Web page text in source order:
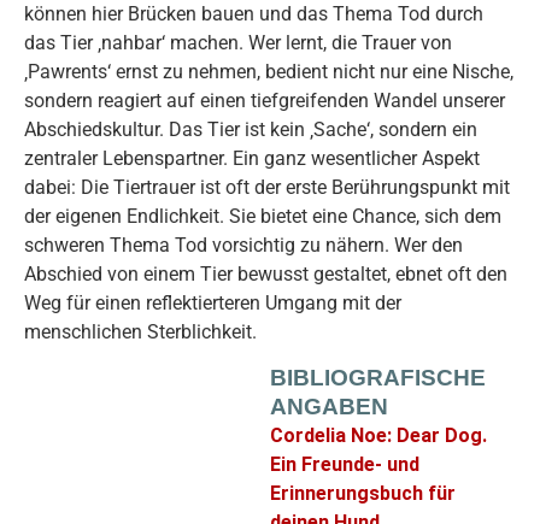
können hier Brücken bauen und das Thema Tod durch
das Tier ‚nahbar‘ machen. Wer lernt, die Trauer von
‚Pawrents‘ ernst zu nehmen, bedient nicht nur eine Nische,
sondern reagiert auf einen tiefgreifenden Wandel unserer
Abschiedskultur. Das Tier ist kein ‚Sache‘, sondern ein
zentraler Lebenspartner. Ein ganz wesentlicher Aspekt
dabei: Die Tiertrauer ist oft der erste Berührungspunkt mit
der eigenen Endlichkeit. Sie bietet eine Chance, sich dem
schweren Thema Tod vorsichtig zu nähern. Wer den
Abschied von einem Tier bewusst gestaltet, ebnet oft den
Weg für einen reflektierteren Umgang mit der
menschlichen Sterblichkeit.
BIBLIOGRAFISCHE
ANGABEN
Cordelia Noe: Dear Dog.
Ein Freunde- und
Erinnerungsbuch für